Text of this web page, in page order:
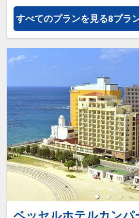
簡易清掃となります。
※旅行代金に含まれます。
ご宿泊者様にホテルから朝
このプランは食事なしプラ
宿泊者様に朝食をご用意」
朝はやっぱりちゃんと、朝
さまざまな朝食のスタイル
い料理と琉球料理を毎日1
ております。
ここがポイント！
●離島への発着に便利な泊
１分！
●滞在中、大浴場の利用Ｏ
●ウェルカムコーヒー付（
※セルフサービスとなりま
～１０：００、１５：００
０）
●全室空気清浄機完備！
●全室ＷＯＷＷＯＷ視聴可
●全室Ｗｉ-Ｆｉ完備！
※旅行代金に含まれます。
すべてのプランを見る8プラ